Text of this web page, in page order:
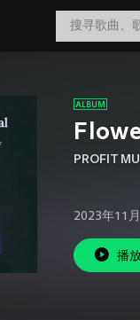
PROFIT
2023年11
播